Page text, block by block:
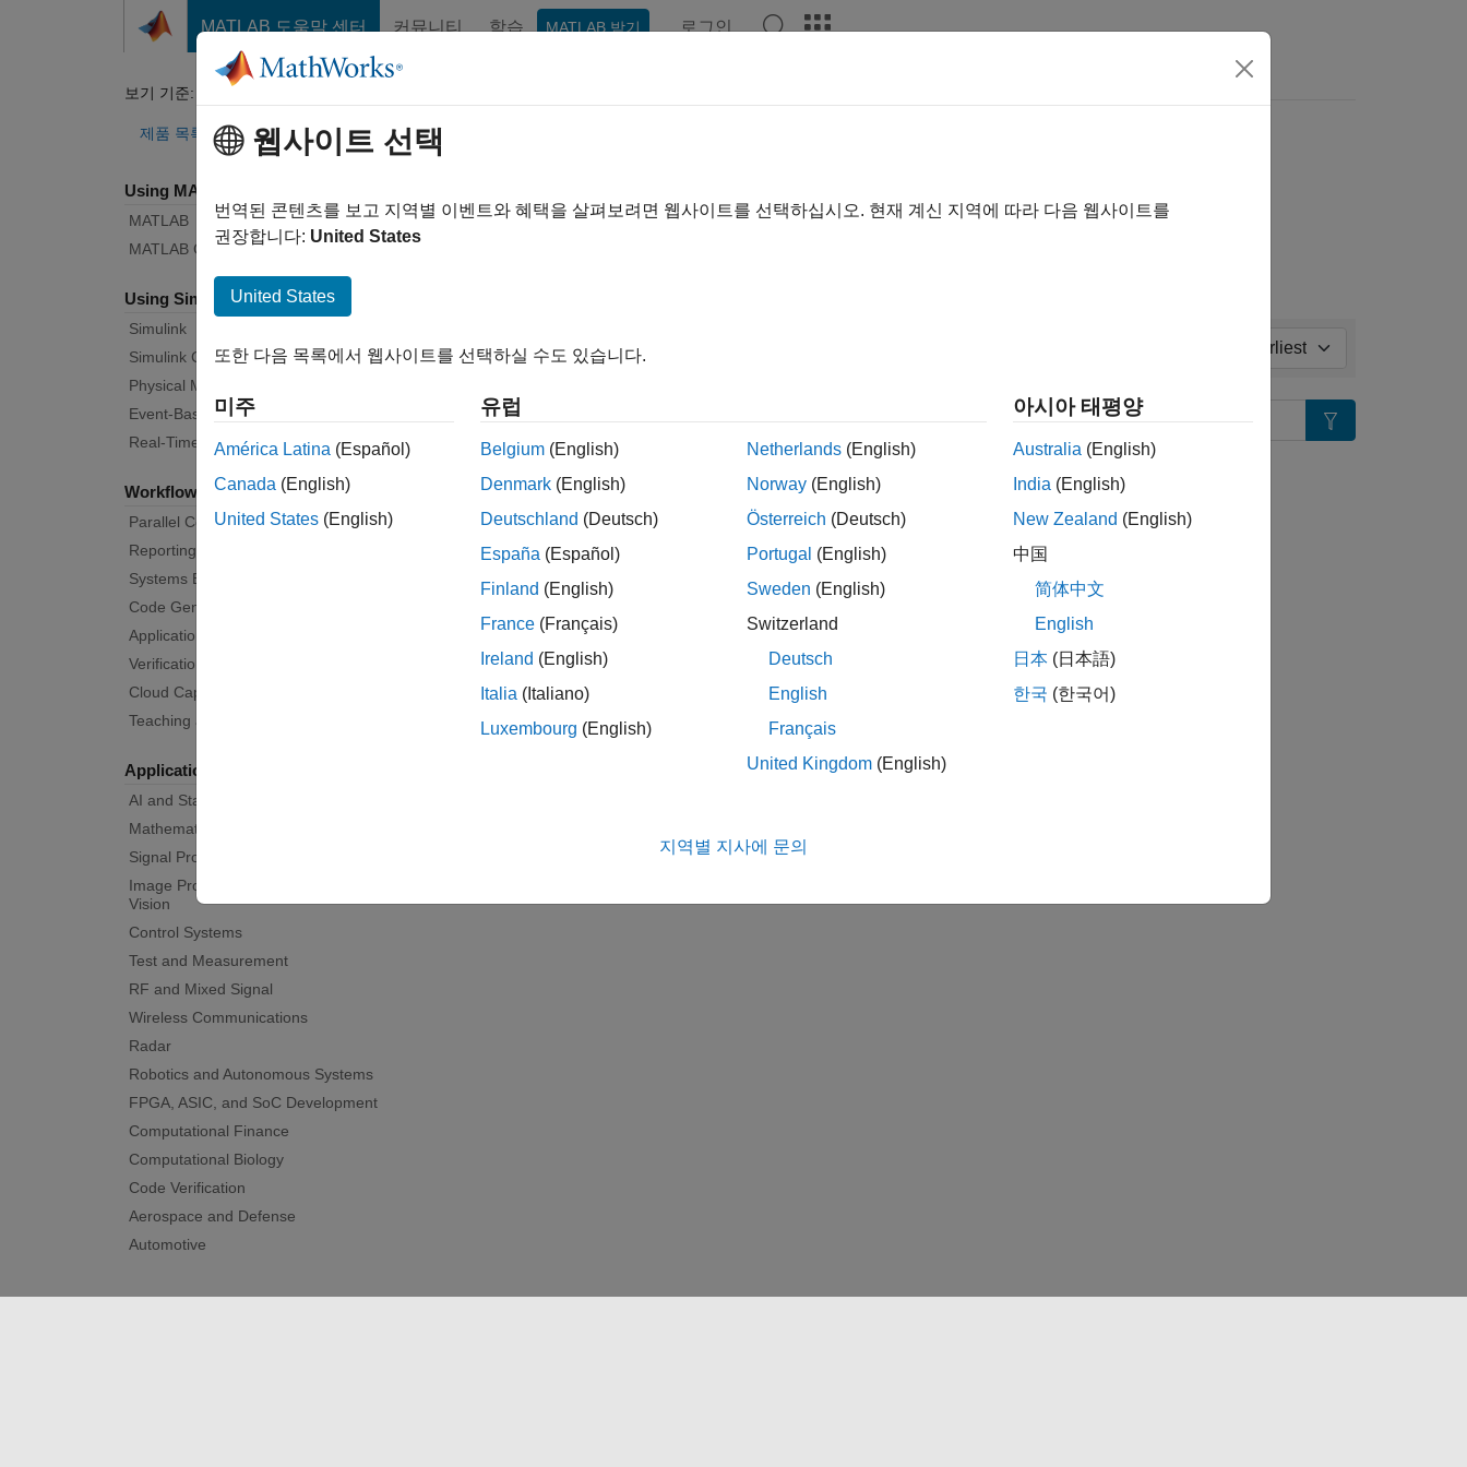
MATLAB 도움말 센터 커뮤니티 학습 MATLAB 받기 로그인
보기 기준:
제품 목록
Using MATLAB
MATLAB
MATLAB Copilot
Using Simulink
Simulink
Simulink Copilot
Physical Modeling
Event-Based Modeling
Real-Time Simulation and Testing
Workflows
Parallel Computing
Reporting and Database Access
Systems Engineering
Code Generation
Application Deployment
Verification, Validation, and Test
Cloud Capabilities
Teaching and Learning
Applications
AI and Statistics
Mathematics and Optimization
Signal Processing
Image Processing and Computer
Vision
Control Systems
Test and Measurement
RF and Mixed Signal
Wireless Communications
Radar
Robotics and Autonomous Systems
FPGA, ASIC, and SoC Development
Computational Finance
Computational Biology
Code Verification
Aerospace and Defense
Automotive
Vehicle Dynamics Blockset Release Notes
Bug Reports | Bug Fixes expand all in page
to Incompatibilities
Text Filter: Vehicle Dynamics Blockset Release Notes
How useful was this information?
웹사이트 선택
번역된 콘텐츠를 보고 지역별 이벤트와 혜택을 살펴보려면 웹사이트를 선택하십시오. 현재 계신 지역에 따라 다음 웹사이트를
권장합니다: United States
United States
또한 다음 목록에서 웹사이트를 선택하실 수도 있습니다.
미주
América Latina (Español)
Canada (English)
United States (English)
유럽
Belgium (English)
Denmark (English)
Deutschland (Deutsch)
España (Español)
Finland (English)
France (Français)
Ireland (English)
Italia (Italiano)
Luxembourg (English)
Netherlands (English)
Norway (English)
Österreich (Deutsch)
Portugal (English)
Sweden (English)
Switzerland
Deutsch
English
Français
United Kingdom (English)
아시아 태평양
Australia (English)
India (English)
New Zealand (English)
中国
简体中文
English
日本 (日本語)
한국 (한국어)
지역별 지사에 문의